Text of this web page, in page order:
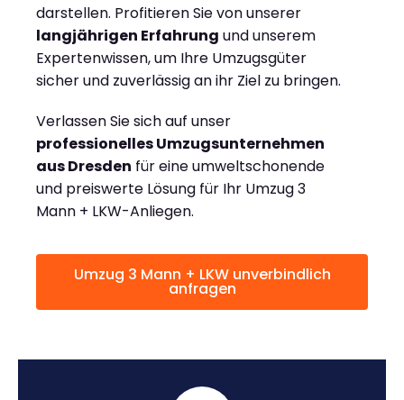
darstellen. Profitieren Sie von unserer
langjährigen Erfahrung und unserem
Expertenwissen, um Ihre Umzugsgüter
sicher und zuverlässig an ihr Ziel zu bringen.
Verlassen Sie sich auf unser
professionelles Umzugsunternehmen
aus Dresden für eine umweltschonende
und preiswerte Lösung für Ihr Umzug 3
Mann + LKW-Anliegen.
Umzug 3 Mann + LKW unverbindlich
anfragen